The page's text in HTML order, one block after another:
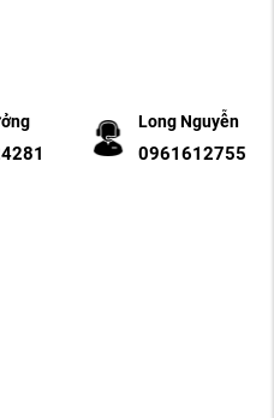
Long Nguyễn
0961612755